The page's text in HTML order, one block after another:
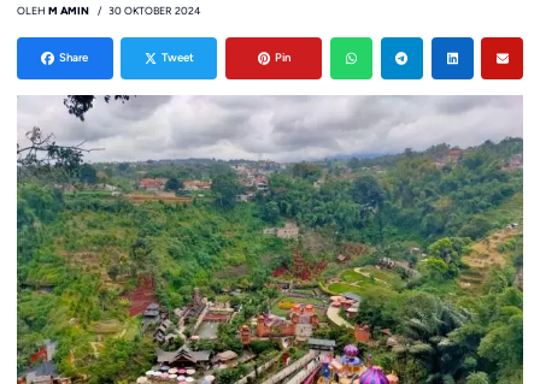
OLEH M AMIN 30 OKTOBER 2024
Share Tweet Pin